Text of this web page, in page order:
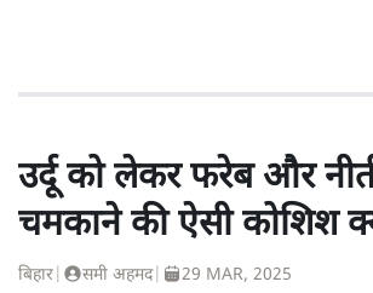
उर्दू को लेकर फरेब और
चमकाने की ऐसी कोशिश
बिहार समी अहमद| 29 MAR, 2025